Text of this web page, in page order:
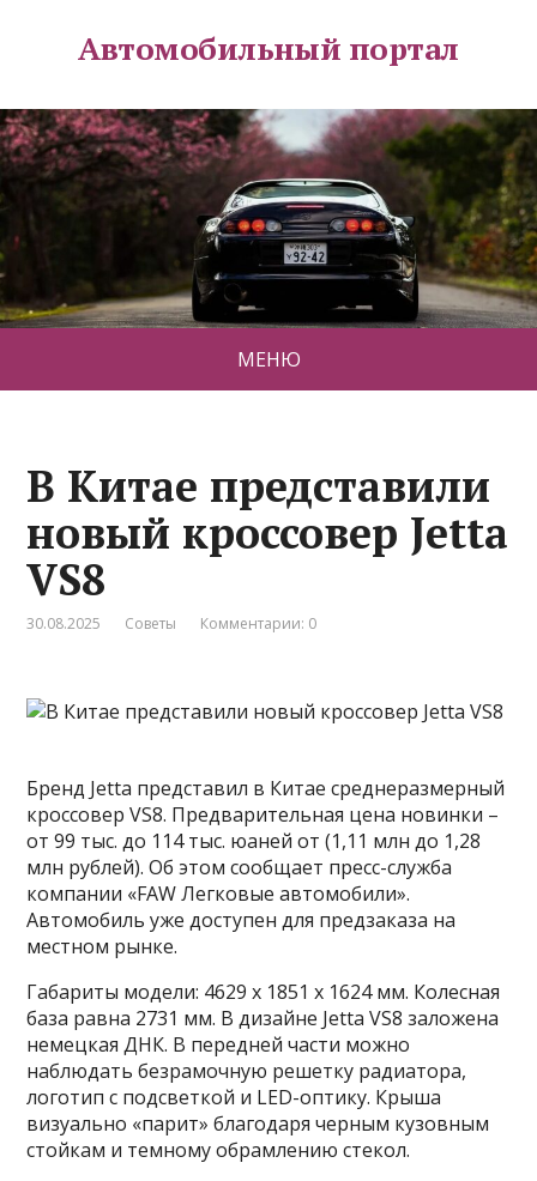
Автомобильный портал
МЕНЮ
В Китае представили
новый кроссовер Jetta
VS8
30.08.2025 Советы Комментарии: 0
Бренд Jetta представил в Китае среднеразмерный
кроссовер VS8. Предварительная цена новинки –
от 99 тыс. до 114 тыс. юаней от (1,11 млн до 1,28
млн рублей). Об этом сообщает пресс-служба
компании «FAW Легковые автомобили».
Автомобиль уже доступен для предзаказа на
местном рынке.
Габариты модели: 4629 х 1851 х 1624 мм. Колесная
база равна 2731 мм. В дизайне Jetta VS8 заложена
немецкая ДНК. В передней части можно
наблюдать безрамочную решетку радиатора,
логотип с подсветкой и LED-оптику. Крыша
визуально «парит» благодаря черным кузовным
стойкам и темному обрамлению стекол.